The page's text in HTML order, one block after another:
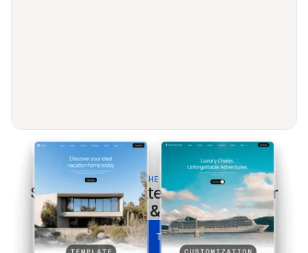
BUILT FOR THE MODERN WEB
Sombriotemplates optimized for
every screen & every search.
UNLOCK ALL TEMPLATES